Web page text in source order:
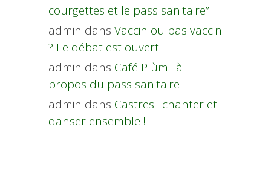
courgettes et le pass sanitaire”
admin dans Vaccin ou pas vaccin
? Le débat est ouvert !
admin dans Café Plùm : à
propos du pass sanitaire
admin dans Castres : chanter et
danser ensemble !